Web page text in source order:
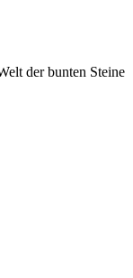
der bunten Steine